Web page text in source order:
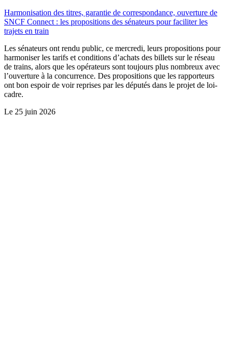
Harmonisation des titres, garantie de correspondance, ouverture de
SNCF Connect : les propositions des sénateurs pour faciliter les
trajets en train
Les sénateurs ont rendu public, ce mercredi, leurs propositions pour
harmoniser les tarifs et conditions d’achats des billets sur le réseau
de trains, alors que les opérateurs sont toujours plus nombreux avec
l’ouverture à la concurrence. Des propositions que les rapporteurs
ont bon espoir de voir reprises par les députés dans le projet de loi-
cadre.
Le 25 juin 2026